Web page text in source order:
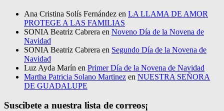
Ana Cristina Solís Fernández en LA LLAMA DE AMOR
PROTEGE A LAS FAMILIAS
SONIA Beatriz Cabrera en Noveno Día de la Novena de
Navidad
SONIA Beatriz Cabrera en Segundo Día de la Novena de
Navidad
Luz Ayda Marín en Primer Día de la Novena de Navidad
Martha Patricia Solano Martinez en NUESTRA SEÑORA
DE GUADALUPE
Suscibete a nuestra lista de correos¡